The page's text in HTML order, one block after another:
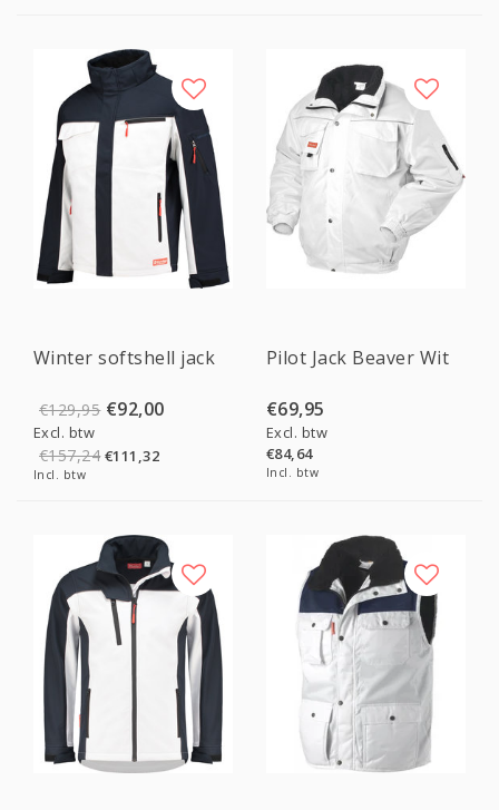
Winter softshell jack
€129,95 €92,00
Excl. btw
€157,24 €111,32
Incl. btw
Pilot Jack Beaver Wit
€69,95
Excl. btw
€84,64
Incl. btw